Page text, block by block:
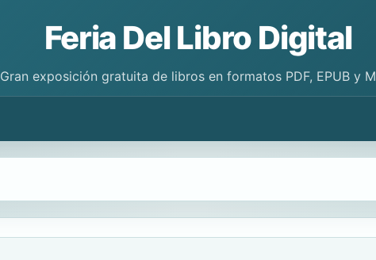
Feria Del Libro Digital
Gran exposición gratuita de libros en formatos PDF, EPUB y